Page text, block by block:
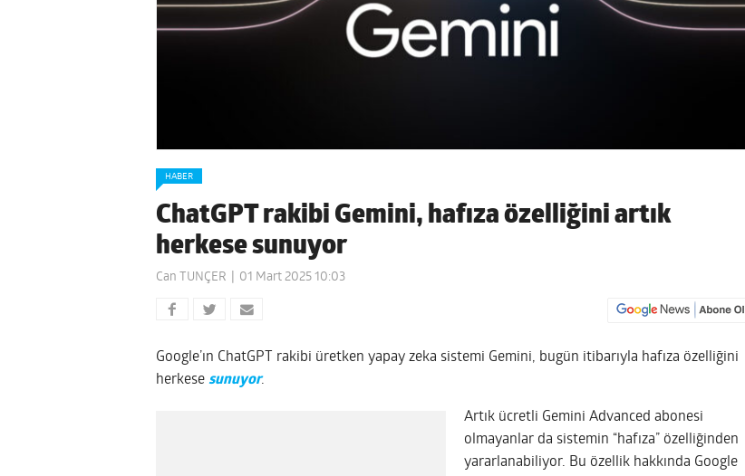
HABER
ChatGPT rakibi Gemini, hafıza özelliğini artık
herkese sunuyor
Can TUNÇER 01 Mart 2025 10:03
Google’ın ChatGPT rakibi üretken yapay zeka sistemi Gemini, bugün itibarıyla hafıza özelliğini
herkese sunuyor.
Artık ücretli Gemini Advanced abonesi
olmayanlar da sistemin “hafıza” özelliğinden
yararlanabiliyor. Bu özellik hakkında Google